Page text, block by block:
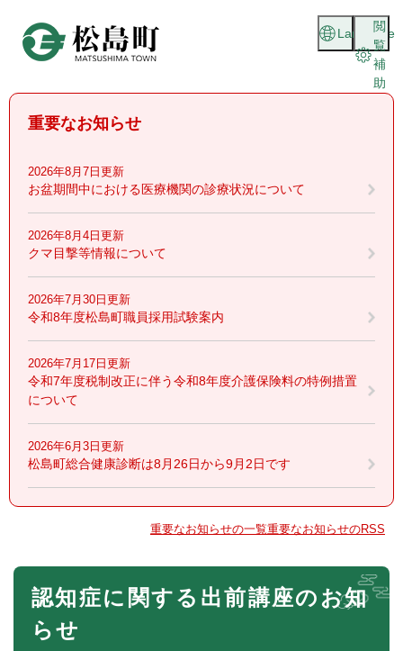
頭
閲
覧
補
助
Language
重要なお知らせ
2026年8月7日更新
お盆期間中における医療機関の診療状況について
2026年8月4日更新
クマ目撃等情報について
2026年7月30日更新
令和8年度松島町職員採用試験案内
2026年7月17日更新
令和7年度税制改正に伴う令和8年度介護保険料の特例措置
について
2026年6月3日更新
松島町総合健康診断は8月26日から9月2日です
重要なお知らせの一覧重要なお知らせのRSS
本
認知症に関する出前講座のお知
らせ